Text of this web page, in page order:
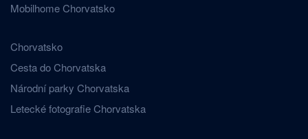
Mobilhome Chorvatsko
Chorvatsko
Cesta do Chorvatska
Národní parky Chorvatska
Letecké fotografie Chorvatska